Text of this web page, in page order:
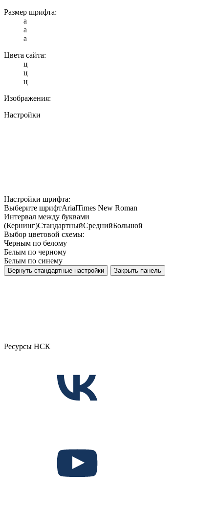
Размер шрифта:
a
a
a
Цвета сайта:
ц
ц
ц
Изображения:
Настройки
Настройки шрифта:
Выберите шрифтArialTimes New Roman
Интервал между буквами
(Кернинг)СтандартныйСреднийБольшой
Выбор цветовой схемы:
Черным по белому
Белым по черному
Белым по синему
Вернуть стандартные настройки Закрыть панель
Ресурсы НСК